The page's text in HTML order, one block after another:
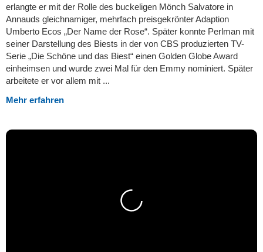
erlangte er mit der Rolle des buckeligen Mönch Salvatore in
Annauds gleichnamiger, mehrfach preisgekrönter Adaption
Umberto Ecos „Der Name der Rose“. Später konnte Perlman mit
seiner Darstellung des Biests in der von CBS produzierten TV-
Serie „Die Schöne und das Biest“ einen Golden Globe Award
einheimsen und wurde zwei Mal für den Emmy nominiert. Später
arbeitete er vor allem mit ...
Mehr erfahren